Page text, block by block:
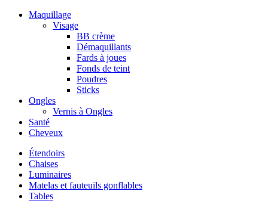
Maquillage
Visage
BB crème
Démaquillants
Fards à joues
Fonds de teint
Poudres
Sticks
Ongles
Vernis à Ongles
Santé
Cheveux
Étendoirs
Chaises
Luminaires
Matelas et fauteuils gonflables
Tables